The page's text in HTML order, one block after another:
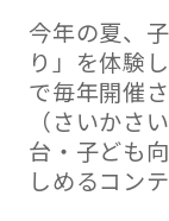
今年の夏、
り」を体験
で毎年開催
（さいかさ
台・子ども
しめるコン